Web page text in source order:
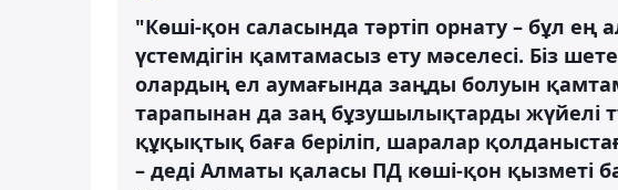
"Көші-қон саласында тәртіп орнату – бұл ең
үстемдігін қамтамасыз ету мәселесі. Біз
олардың ел аумағында заңды болуын
тарапынан да заң бұзушылықтарды жүйелі
құқықтық баға беріліп, шаралар
– деді Алматы қаласы ПД көші-қон қызметі